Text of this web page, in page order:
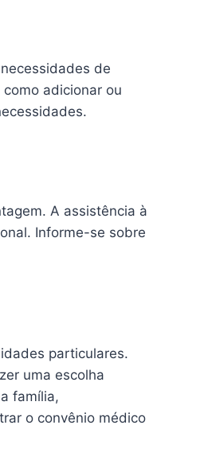
de
adicionar ou
A assistência à
Informe-se sobre
particulares.
uma escolha
família,
o convênio médico